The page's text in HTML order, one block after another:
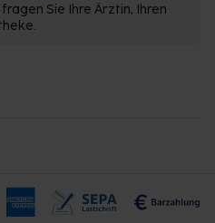
Sie Ihre Ärztin, Ihren